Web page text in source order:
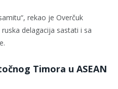
rekao je Overčuk
delagacija sastati i sa
Timora u ASEAN